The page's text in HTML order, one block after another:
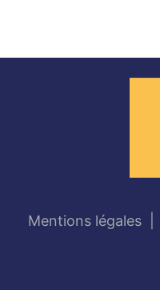
Mentions légales